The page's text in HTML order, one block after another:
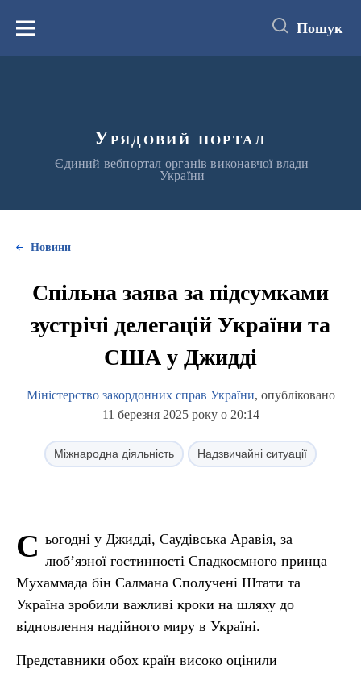
вмістуМеню Пошук
Урядовий портал
Єдиний вебпортал органів виконавчої влади
України
Новини
Спільна заява за підсумками
зустрічі делегацій України та
США у Джидді
Міністерство закордонних справ України, опубліковано
11 березня 2025 року о 20:14
Міжнародна діяльність Надзвичайні ситуації
С ьогодні у Джидді, Саудівська Аравія, за
люб’язної гостинності Спадкоємного принца
Мухаммада бін Салмана Сполучені Штати та
Україна зробили важливі кроки на шляху до
відновлення надійного миру в Україні.
Представники обох країн високо оцінили